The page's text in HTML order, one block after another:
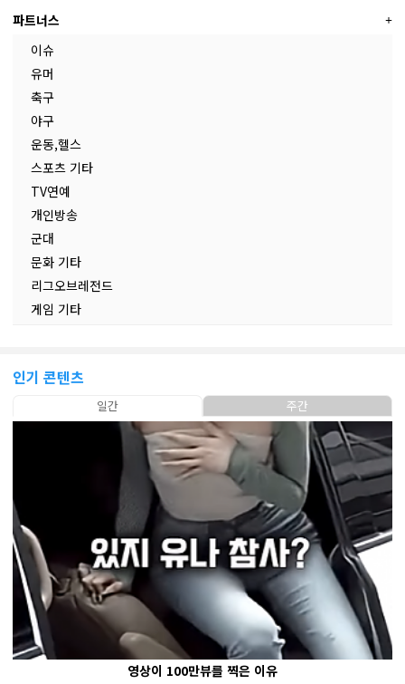
파트너스
이슈
유머
축구
야구
운동,헬스
스포츠 기타
TV연예
개인방송
군대
문화 기타
리그오브레전드
게임 기타
인기 콘텐츠
일간 주간
영상이 100만뷰를 찍은 이유